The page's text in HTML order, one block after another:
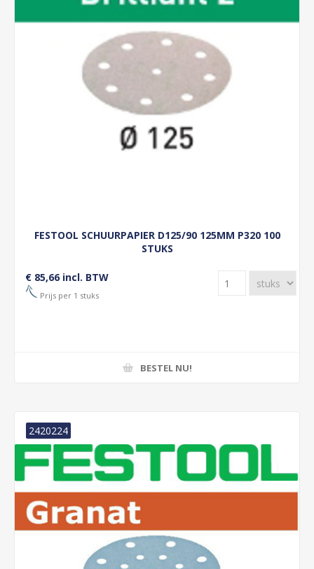
FESTOOL SCHUURPAPIER D125/90 125MM P320 100
STUKS
€ 85,66 incl. BTW
Prijs per 1 stuks
BESTEL NU!
2420224